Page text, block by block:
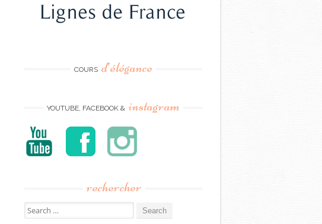
COURS d’élégance
YOUTUBE, FACEBOOK & instagram
rechercher
Search
for: